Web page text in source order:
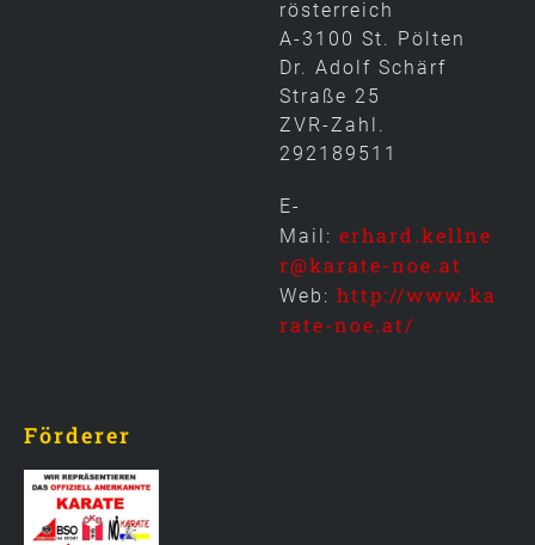
rösterreich
A-3100 St. Pölten
Dr. Adolf Schärf
Straße 25
ZVR-Zahl.
292189511
E-
Mail: erhard.kellne
r@karate-noe.at
Web: http://www.ka
rate-noe.at/
Förderer